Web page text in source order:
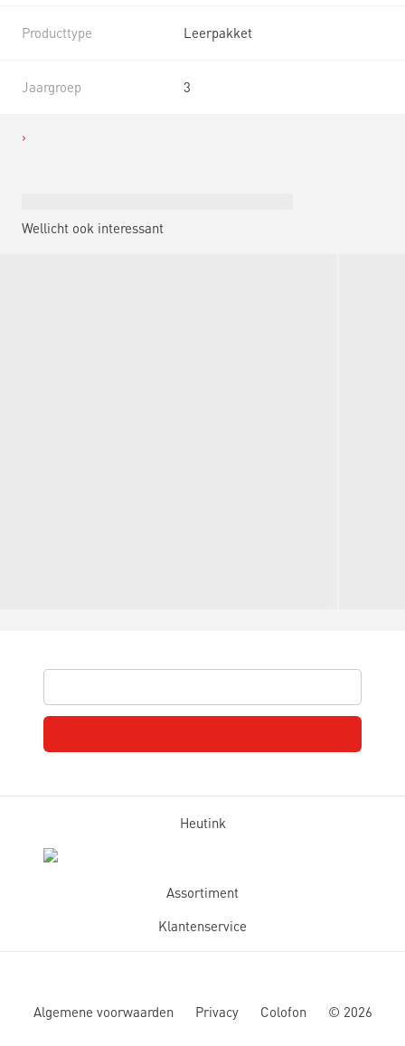
Producttype Leerpakket
Jaargroep 3
Wellicht ook interessant
Heutink
Assortiment
Klantenservice
Algemene voorwaarden Privacy Colofon © 2026